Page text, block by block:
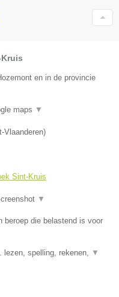
en in de provincie
maps ▼
Vlaanderen)
Sint-Kruis
▼
beroep die belastend is voor
lezen, spelling, rekenen, ▼